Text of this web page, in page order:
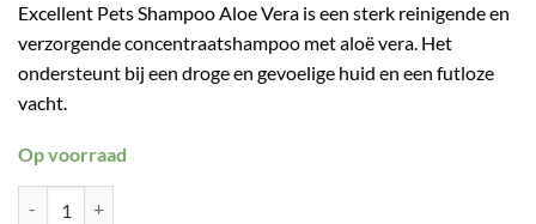
Excellent Pets Shampoo Aloe Vera is een sterk reinigende en
verzorgende concentraatshampoo met aloë vera. Het
ondersteunt bij een droge en gevoelige huid en een futloze
vacht.
Op voorraad